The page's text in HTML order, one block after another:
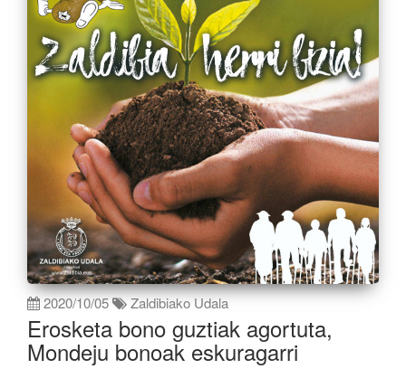
2020/10/05 Zaldibiako Udala
Erosketa bono guztiak agortuta,
Mondeju bonoak eskuragarri